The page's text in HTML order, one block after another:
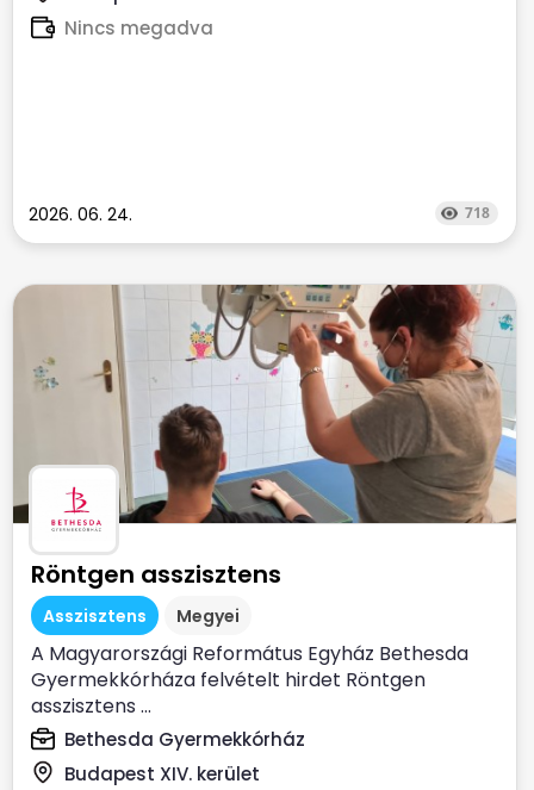
Nincs megadva
2026. 06. 24. 718
Röntgen asszisztens
Asszisztens Megyei
A Magyarországi Református Egyház Bethesda
Gyermekkórháza felvételt hirdet Röntgen
asszisztens ...
Bethesda Gyermekkórház
Budapest XIV. kerület